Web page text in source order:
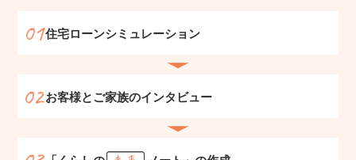
住宅ローンシミュレーション
お客様とご家族のインタビュー